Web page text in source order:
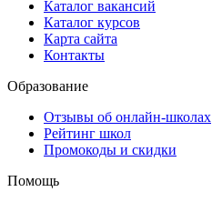
Каталог вакансий
Каталог курсов
Карта сайта
Контакты
Образование
Отзывы об онлайн-школах
Рейтинг школ
Промокоды и скидки
Помощь